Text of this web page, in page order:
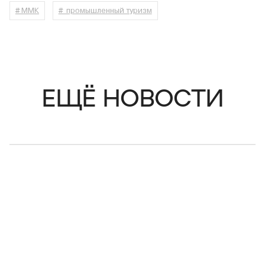
# ММК # промышленный туризм
ЕЩЁ НОВОСТИ